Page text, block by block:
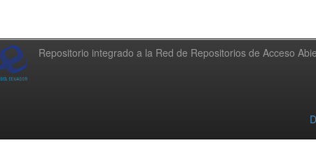
Repositorio integrado a la Red de Repositorios de Acceso